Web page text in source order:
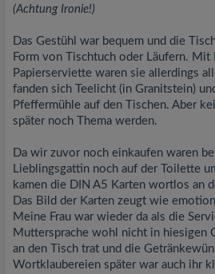
(Achtung Ironie!)
Das Gestühl war bequem und die
Form von Tischtuch oder Läufern. Mit
Papierserviette waren sie allerdings
fanden sich Teelicht (in Granitstein)
Pfeffermühle auf den Tischen. Aber
später noch Thema werden.
Da wir zuvor noch einkaufen waren
Lieblingsgattin noch auf der Toilette
kamen die DIN A5 Karten wortlos an
Das Bild der Karten zeugt wie
Meine Frau war wieder da als die
Muttersprache wohl nicht in hiesigen
an den Tisch trat und die
Wortklaubereien später war auch ihr